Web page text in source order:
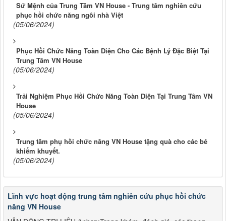
Sứ Mệnh của Trung Tâm VN House - Trung tâm nghiên cứu
phục hồi chức năng ngôi nhà Việt
(05/06/2024)
Phục Hồi Chức Năng Toàn Diện Cho Các Bệnh Lý Đặc Biệt Tại
Trung Tâm VN House
(05/06/2024)
Trải Nghiệm Phục Hồi Chức Năng Toàn Diện Tại Trung Tâm VN
House
(05/06/2024)
Trung tâm phụ hồi chức năng VN House tặng quà cho các bé
khiếm khuyết.
(05/06/2024)
Lĩnh vực hoạt động trung tâm nghiên cứu phục hồi chức
năng VN House